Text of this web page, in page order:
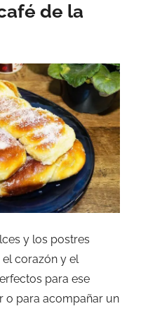
de la
y los postres
corazón y el
para ese
o para acompañar un